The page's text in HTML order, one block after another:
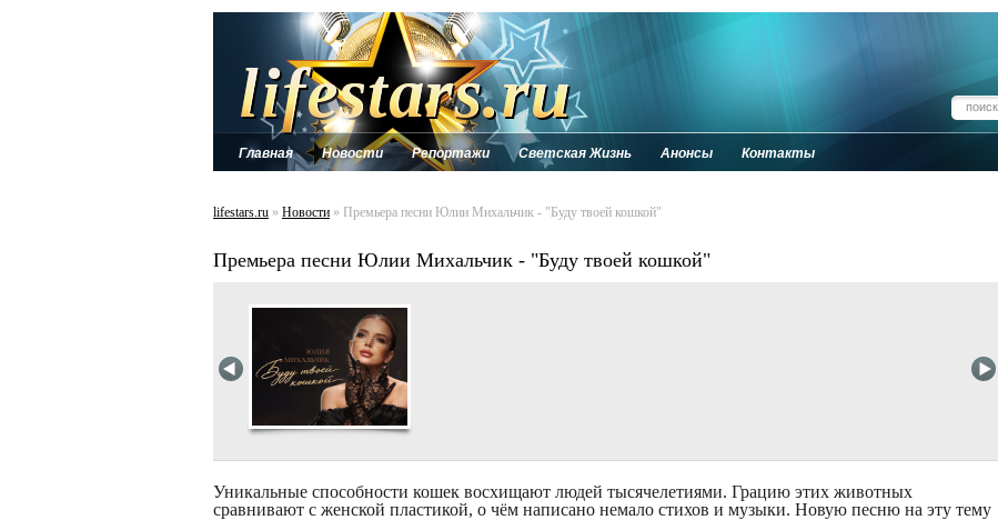
Главная Новости Репортажи Светская Жизнь Анонсы Контакты
lifestars.ru » Новости » Премьера песни Юлии Михальчик - "Буду твоей кошкой"
Премьера песни Юлии Михальчик - "Буду твоей кошкой"
Уникальные способности кошек восхищают людей тысячелетиями. Грацию этих животных
сравнивают с женской пластикой, о чём написано немало стихов и музыки. Новую песню на эту тему